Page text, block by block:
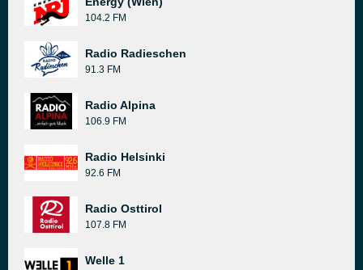
104.2 FM
Radio Radieschen
91.3 FM
Radio Alpina
106.9 FM
Radio Helsinki
92.6 FM
Radio Osttirol
107.8 FM
Welle 1